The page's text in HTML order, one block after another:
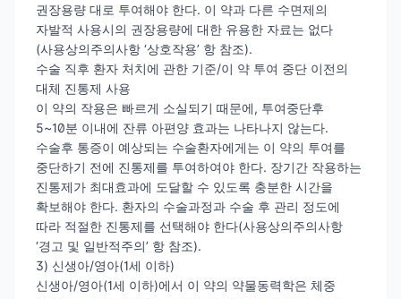
권장용량 대로 투여해야 한다. 이 약과 다른 수면제의
자발적 사용시의 권장용량에 대한 유용한 자료는 없다
(사용상의주의사항 ‘상호작용’ 항 참조).
수술 직후 환자 처치에 관한 기준/이 약 투여 중단 이전의
대체 진통제 사용
이 약의 작용은 빠르게 소실되기 때문에, 투여중단후
5~10분 이내에 잔류 아편양 효과는 나타나지 않는다.
수술후 통증이 예상되는 수술환자에게는 이 약의 투여를
중단하기 전에 진통제를 투여하여야 한다. 장기간 작용하는
진통제가 최대효과에 도달할 수 있도록 충분한 시간을
확보해야 한다. 환자의 수술과정과 수술 후 관리 정도에
따라 적절한 진통제를 선택해야 한다(사용상의주의사항
‘경고 및 일반적주의’ 항 참조).
3) 신생아/영아(1세 이하)
신생아/영아(1세 이하)에서 이 약의 약물동력학은 체중